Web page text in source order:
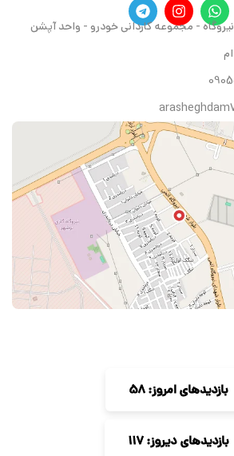
- مجموعه کاردانی خودرو - واحد آپشن
بازدیدهای امروز: 58
بازدیدهای دیروز: 117